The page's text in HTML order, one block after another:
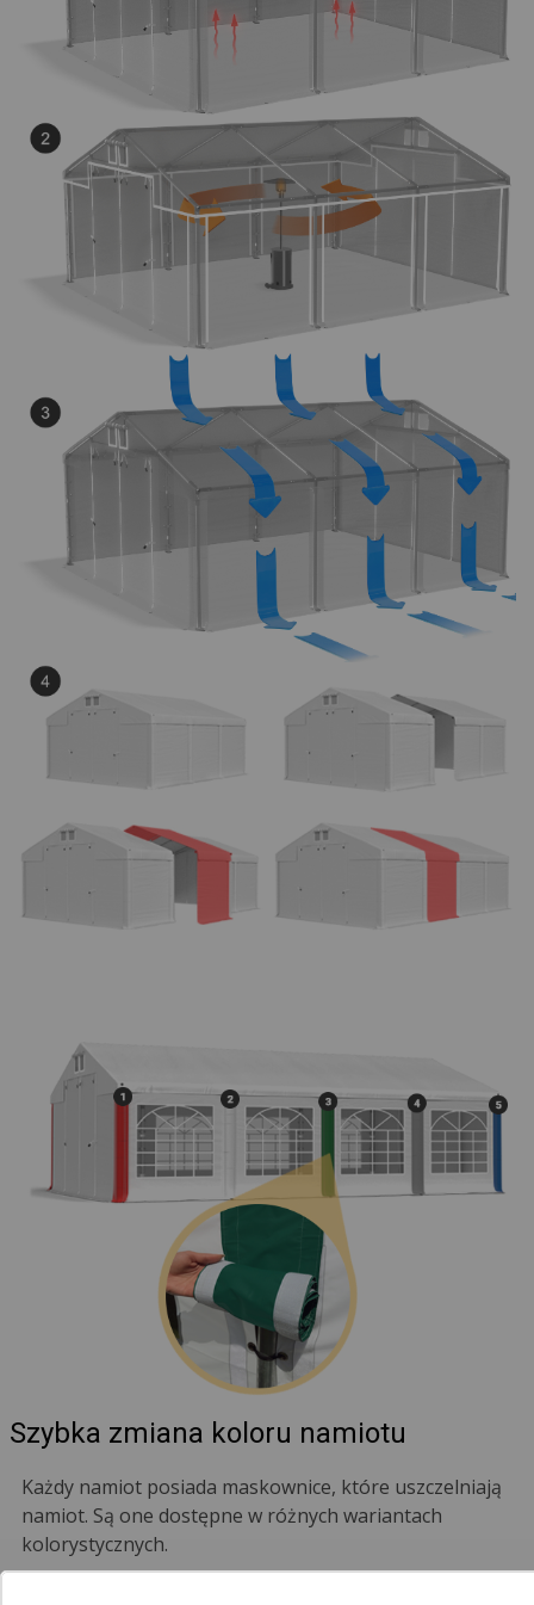
Szybka zmiana koloru namiotu
Każdy namiot posiada maskownice, które uszczelniają
namiot. Są one dostępne w różnych wariantach
kolorystycznych.